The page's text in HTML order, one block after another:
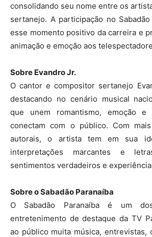
consolidando seu nome entre os
sertanejo. A participação no
esse momento positivo da carreira e
animação e emoção aos
Sobre Evandro Jr.
O cantor e compositor sertanejo
destacando no cenário musical
que unem romantismo, emoção
conectam com o público. Com
autorais, o artista tem em sua
interpretações marcantes e
sentimentos verdadeiros e
Sobre o Sabadão Paranaíba
O Sabadão Paranaíba é um
entretenimento de destaque da TV
ao público muita música, entrevistas,